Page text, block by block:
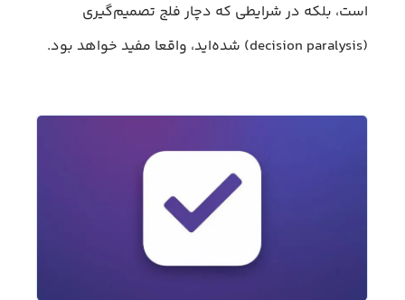
است، بلکه در شرایطی که دچار فلج تصمیم‌گیری
(decision paralysis) شده‌اید، واقعا مفید خواهد بود.